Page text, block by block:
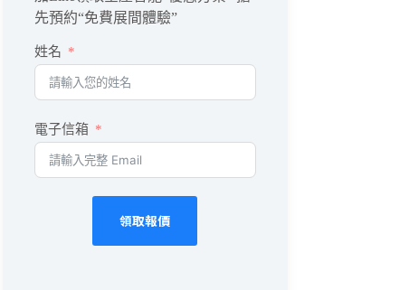
先預約“免費展間體驗”
姓名
電子信箱
領取報價